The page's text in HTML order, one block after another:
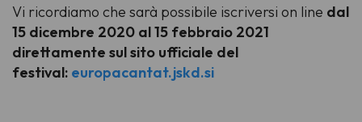
Vi ricordiamo che sarà possibile iscriversi on line dal
15 dicembre 2020 al 15 febbraio 2021
direttamente sul sito ufficiale del
festival: europacantat.jskd.si